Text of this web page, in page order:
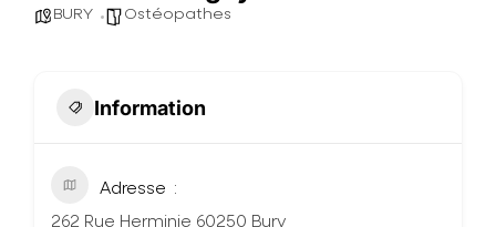
BURY Ostéopathes
Information
Adresse
262 Rue Herminie 60250 Bury